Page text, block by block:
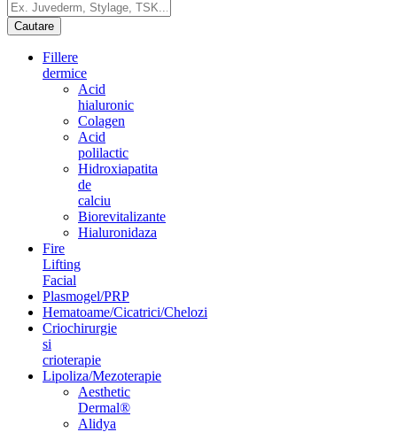
Fillere
dermice
Acid
hialuronic
Colagen
Acid
polilactic
Hidroxiapatita
de
calciu
Biorevitalizante
Hialuronidaza
Fire
Lifting
Facial
Plasmogel/PRP
Hematoame/Cicatrici/Chelozi
Criochirurgie
si
crioterapie
Lipoliza/Mezoterapie
Aesthetic
Dermal®
Alidya